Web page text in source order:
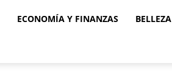
ECONOMÍA Y FINANZAS BELLEZA